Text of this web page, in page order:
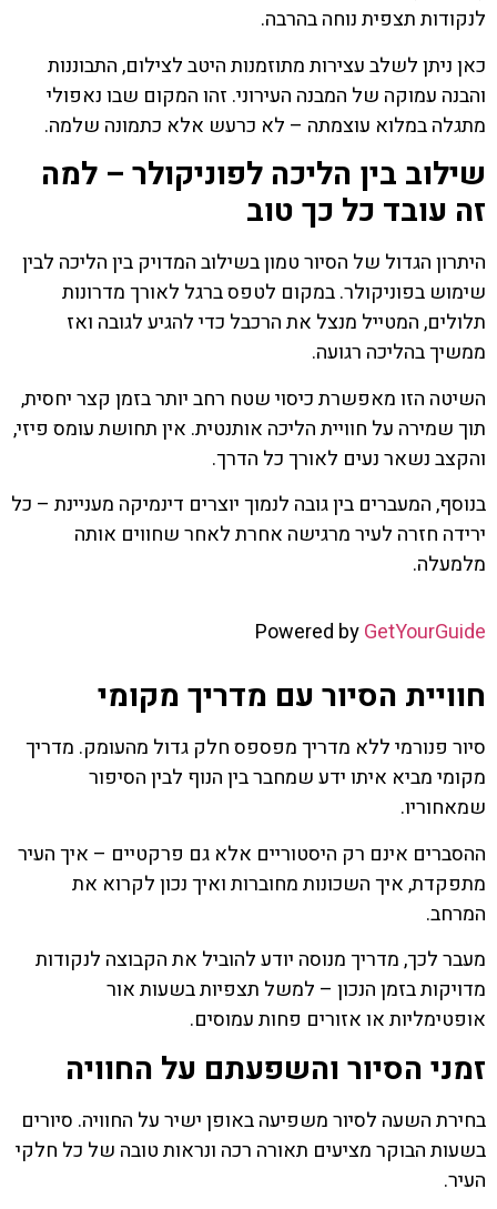
לנקודות תצפית נוחה בהרבה.
כאן ניתן לשלב עצירות מתוזמנות היטב לצילום, התבוננות
והבנה עמוקה של המבנה העירוני. זהו המקום שבו נאפולי
מתגלה במלוא עוצמתה – לא כרעש אלא כתמונה שלמה.
שילוב בין הליכה לפוניקולר – למה
זה עובד כל כך טוב
היתרון הגדול של הסיור טמון בשילוב המדויק בין הליכה לבין
שימוש בפוניקולר. במקום לטפס ברגל לאורך מדרונות
תלולים, המטייל מנצל את הרכבל כדי להגיע לגובה ואז
ממשיך בהליכה רגועה.
השיטה הזו מאפשרת כיסוי שטח רחב יותר בזמן קצר יחסית,
תוך שמירה על חוויית הליכה אותנטית. אין תחושת עומס פיזי,
והקצב נשאר נעים לאורך כל הדרך.
בנוסף, המעברים בין גובה לנמוך יוצרים דינמיקה מעניינת – כל
ירידה חזרה לעיר מרגישה אחרת לאחר שחווים אותה
מלמעלה.
Powered byGetYourGuide
חוויית הסיור עם מדריך מקומי
סיור פנורמי ללא מדריך מפספס חלק גדול מהעומק. מדריך
מקומי מביא איתו ידע שמחבר בין הנוף לבין הסיפור
שמאחוריו.
ההסברים אינם רק היסטוריים אלא גם פרקטיים – איך העיר
מתפקדת, איך השכונות מחוברות ואיך נכון לקרוא את
המרחב.
מעבר לכך, מדריך מנוסה יודע להוביל את הקבוצה לנקודות
מדויקות בזמן הנכון – למשל תצפיות בשעות אור
אופטימליות או אזורים פחות עמוסים.
זמני הסיור והשפעתם על החוויה
בחירת השעה לסיור משפיעה באופן ישיר על החוויה. סיורים
בשעות הבוקר מציעים תאורה רכה ונראות טובה של כל חלקי
העיר.